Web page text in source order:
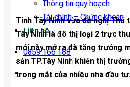
Thông tin quy hoạch
Tài chính – Chứng khoán
Liên hệ
0859 166 188
Tỉnh Tây Ninh vừa đề nghị Thủ
Tây Ninh là đô thị loại 2 trực
mới này mở ra đà tăng trưởng
sản TP.Tây Ninh khiến thị
trong mắt của nhiều nhà đầu tư.